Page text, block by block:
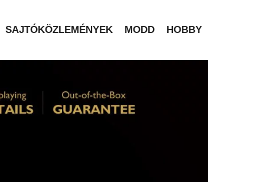
SAJTÓKÖZLEMÉNYEK MODD HOBBY